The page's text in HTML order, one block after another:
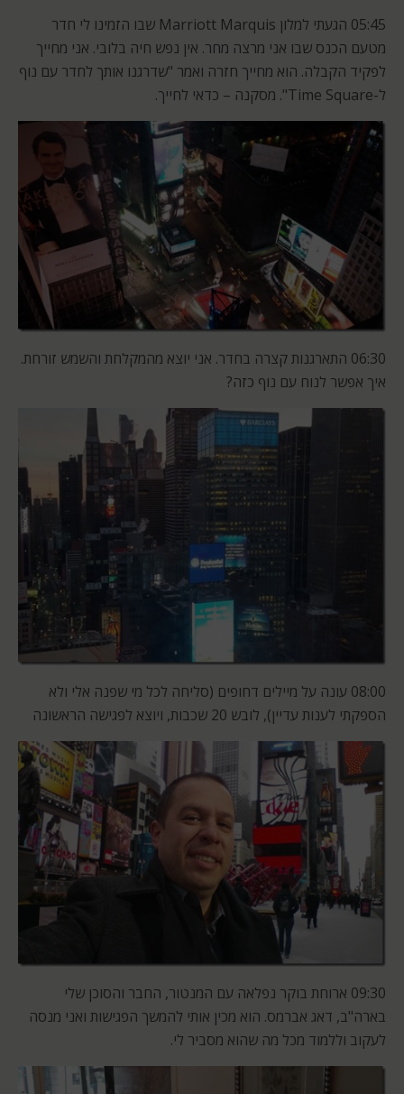
05:45 הגעתי למלון Marriott Marquis שבו הזמינו לי חדר
מטעם הכנס שבו אני מרצה מחר. אין נפש חיה בלובי. אני מחייך
לפקיד הקבלה. הוא מחייך חזרה ואמר "שדרגנו אותך לחדר עם נוף
ל-Time Square". מסקנה – כדאי לחייך.
06:30 התארגנות קצרה בחדר. אני יוצא מהמקלחת והשמש זורחת.
איך אפשר לנוח עם נוף כזה?
08:00 עונה על מיילים דחופים (סליחה לכל מי שפנה אלי ולא
הספקתי לענות עדיין), לובש 20 שכבות, ויוצא לפגישה הראשונה
09:30 ארוחת בוקר נפלאה עם המנטור, החבר והסוכן שלי
בארה"ב, דאג אברמס. הוא מכין אותי להמשך הפגישות ואני מנסה
לעקוב וללמוד מכל מה שהוא מסביר לי.